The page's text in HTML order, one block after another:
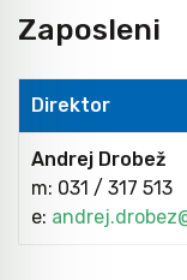
Zaposleni
Direktor
Andrej Drobež
m: 031 / 317 513
e:
Dom in